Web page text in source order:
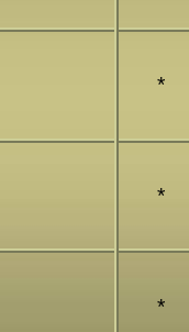
*
*
*